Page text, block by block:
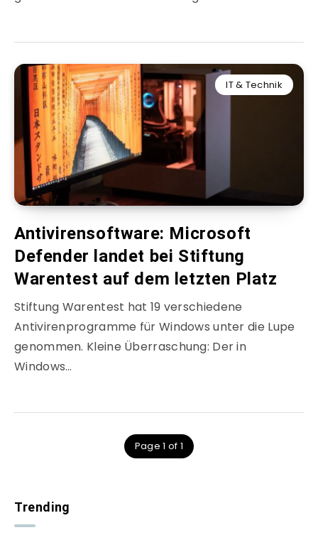
IT & Technik
Antivirensoftware: Microsoft
Defender landet bei Stiftung
Warentest auf dem letzten Platz
Stiftung Warentest hat 19 verschiedene
Antivirenprogramme für Windows unter die Lupe
genommen. Kleine Überraschung: Der in
Windows…
Page 1 of 1
Trending